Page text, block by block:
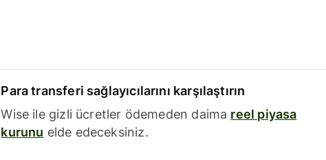
Para transferi sağlayıcılarını karşılaştırın
Wise ile gizli ücretler ödemeden daima reel piyasa
kurunu elde edeceksiniz.